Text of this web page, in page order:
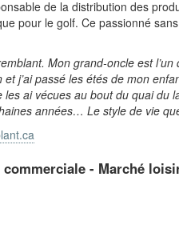
de la distribution des
pour le golf. Ce passionné
Mon grand-oncle est
j’ai passé les étés de mon
ai vécues au bout du quai du
années… Le style de vie
commerciale - Marché